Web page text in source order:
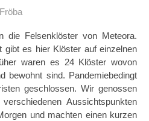
die Felsenklöster von Meteora.
gibt es hier Klöster auf einzelnen
waren es 24 Klöster wovon
bewohnt sind. Pandemiebedingt
geschlossen. Wir genossen
Aussichtspunkten
und machten einen kurzen